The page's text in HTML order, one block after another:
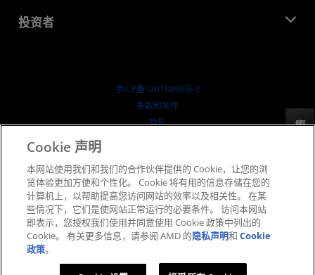
反馈
成功案例
AMD 合作伙伴中心
投资者
京ICP备12018899号-2
​条款和条件
隐私
公开公平竞争
英国税收策略
Cookie 政策
Cookie 设置
Cookie 声明
本网站使用我们和我们的合作伙伴提供的 Cookie，让您的浏
览体验更加方便和个性化。 Cookie 将有用的信息存储在您的
计算机上，以帮助提高您访问网站的效率以及相关性。 在某
些情况下，它们是使网站正常运行的必要条件。 访问本网站
即表示，您授权我们使用并同意使用 Cookie 政策中列出的
Cookie。 有关更多信息，请参阅 AMD 的隐私声明和Cookie
政策。